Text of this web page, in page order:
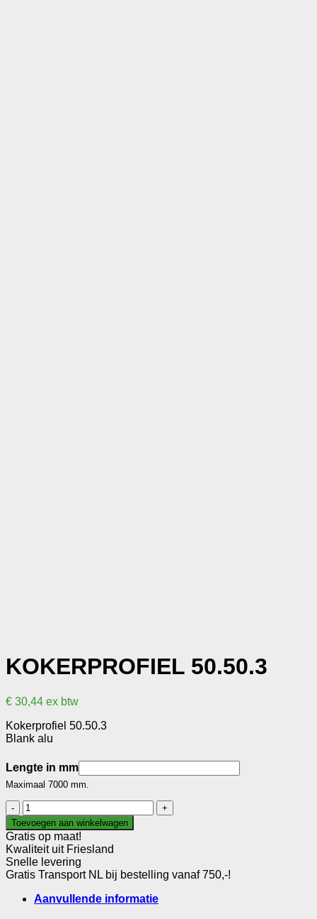
KOKERPROFIEL 50.50.3
€ 30,44 ex btw
Kokerprofiel 50.50.3
Blank alu
Lengte in mm
Maximaal 7000 mm.
Kokerprofiel
50.50.3
aantal
Toevoegen aan winkelwagen
Gratis op maat!
Kwaliteit uit Friesland
Snelle levering
Gratis Transport NL bij bestelling vanaf 750,-!
Aanvullende informatie